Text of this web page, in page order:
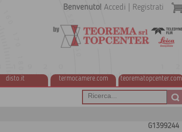
disto.it termocamere.com teorematopcenter.com
Benvenuto! Accedi Registrati
G1399244